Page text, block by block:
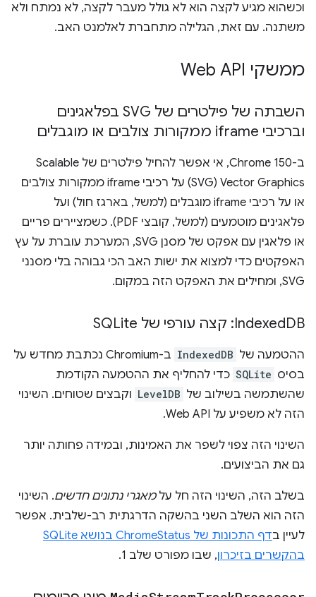
וכשהוא מגיע לקצה הוא לא גולל מעבר לקצה, לא נמתח ולא
משתנה. עם זאת, הגלילה מתחברת לאלמנט האב.
ממשקי Web API
השבתה של פילטרים של SVG בפלאגינים
וברכיבי iframe ממקורות צולבים או מוגבלים
ב-Chrome 150, אי אפשר להחיל פילטרים של Scalable
Vector Graphics ‏(SVG) על רכיבי iframe ממקורות צולבים
או על רכיבי iframe מוגבלים (למשל, בארגז חול) ועל
פלאגינים מוטמעים (למשל, קובצי PDF). כשמציירים פריים
או פלאגין עם אפקט של מסנן SVG, המערכת עוברת על עץ
האפקטים כדי למצוא את ישות האב הכי גבוהה בלי מסנני
SVG, ומחילים את האפקט הזה במקום.
‫IndexedDB: קצה עורפי של SQLite
ההטמעה של IndexedDB
ב-Chromium נכתבת מחדש על
בסיס SQLite כדי להחליף את ההטמעה הקודמת
שהשתמשה בשילוב של LevelDB וקבצים שטוחים. השינוי
הזה לא משפיע על Web API.
השינוי הזה צפוי לשפר את האמינות, ובמידה פחותה יותר
גם את הביצועים.
בשלב הזה, השינוי הזה חל עלמאגרי נתונים חדשים. השינוי
הזה הוא השלב השני בהשקה הדרגתית רב-שלבית. אפשר
לעיין ב
דף התכונות של ChromeStatus בנושא SQLite
בהקשרים בזיכרון, שבו מפורט שלב 1.